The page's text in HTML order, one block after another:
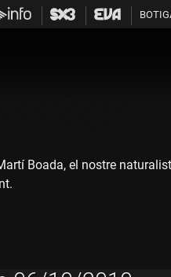
Boada, el nostre